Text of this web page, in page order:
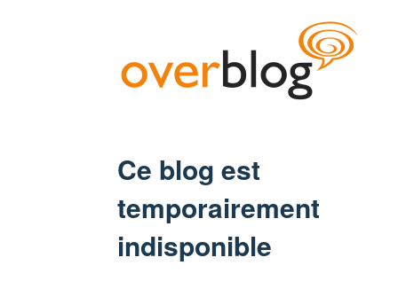
Ce blog est
temporairement
indisponible